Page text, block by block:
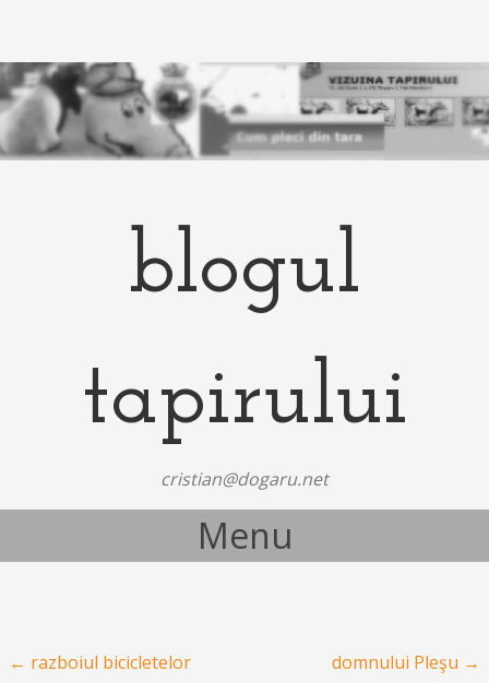
blogul
tapirului
cristian@dogaru.net
Menu
Post navigation
← razboiul bicicletelor domnului Pleşu →